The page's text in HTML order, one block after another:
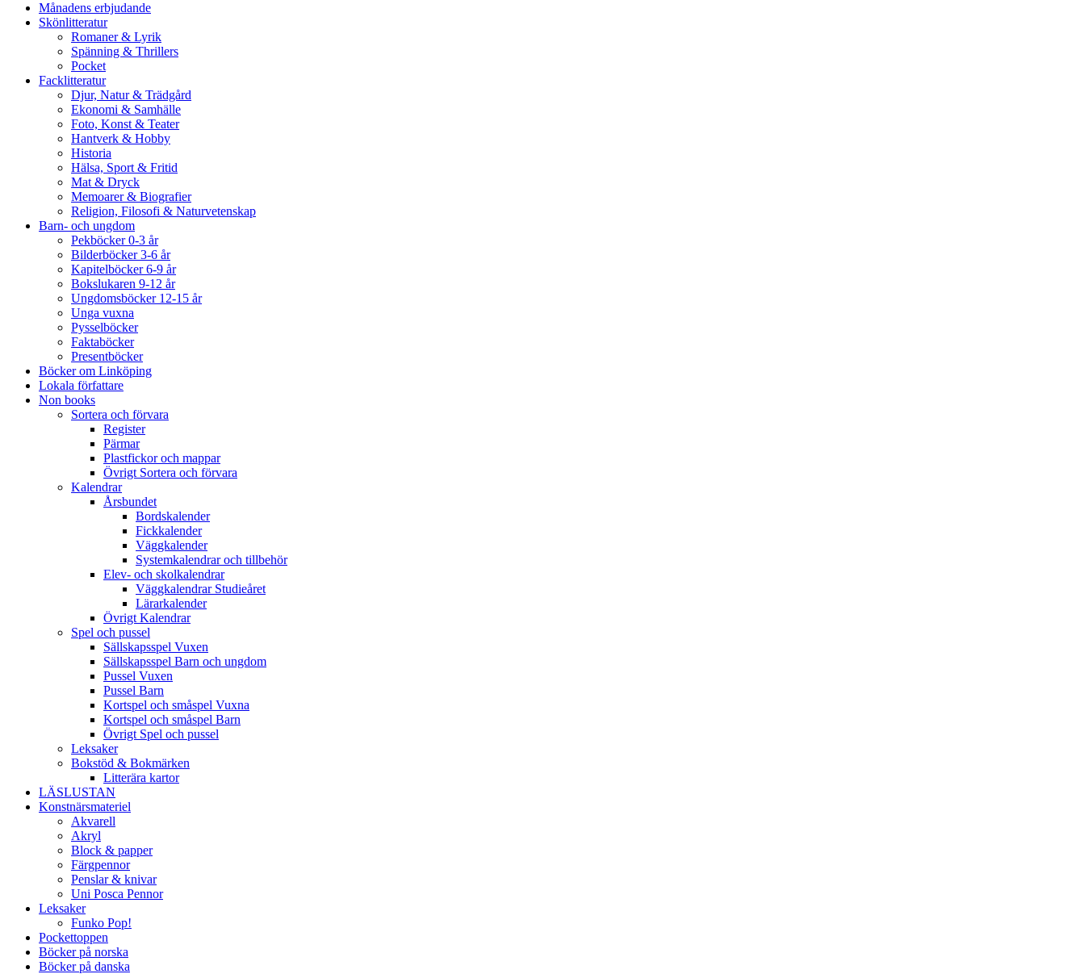
Månadens erbjudande
Skönlitteratur
Romaner & Lyrik
Spänning & Thrillers
Pocket
Facklitteratur
Djur, Natur & Trädgård
Ekonomi & Samhälle
Foto, Konst & Teater
Hantverk & Hobby
Historia
Hälsa, Sport & Fritid
Mat & Dryck
Memoarer & Biografier
Religion, Filosofi & Naturvetenskap
Barn- och ungdom
Pekböcker 0-3 år
Bilderböcker 3-6 år
Kapitelböcker 6-9 år
Bokslukaren 9-12 år
Ungdomsböcker 12-15 år
Unga vuxna
Pysselböcker
Faktaböcker
Presentböcker
Böcker om Linköping
Lokala författare
Non books
Sortera och förvara
Register
Pärmar
Plastfickor och mappar
Övrigt Sortera och förvara
Kalendrar
Årsbundet
Bordskalender
Fickkalender
Väggkalender
Systemkalendrar och tillbehör
Elev- och skolkalendrar
Väggkalendrar Studieåret
Lärarkalender
Övrigt Kalendrar
Spel och pussel
Sällskapsspel Vuxen
Sällskapsspel Barn och ungdom
Pussel Vuxen
Pussel Barn
Kortspel och småspel Vuxna
Kortspel och småspel Barn
Övrigt Spel och pussel
Leksaker
Bokstöd & Bokmärken
Litterära kartor
LÄSLUSTAN
Konstnärsmateriel
Akvarell
Akryl
Block & papper
Färgpennor
Penslar & knivar
Uni Posca Pennor
Leksaker
Funko Pop!
Pockettoppen
Böcker på norska
Böcker på danska